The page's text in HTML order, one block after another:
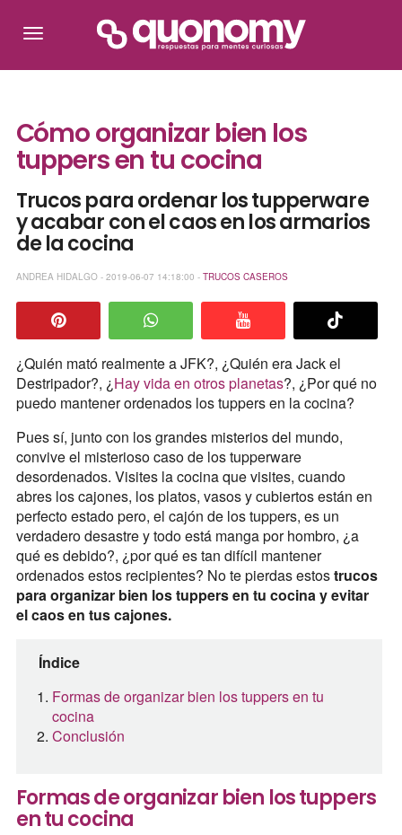
Cómo organizar bien los
tuppers en tu cocina
Trucos para ordenar los tupperware
y acabar con el caos en los armarios
de la cocina
ANDREA HIDALGO - 2019-06-07 14:18:00 - TRUCOS CASEROS
¿Quién mató realmente a JFK?, ¿Quién era Jack el
Destripador?, ¿Hay vida en otros planetas?, ¿Por qué no
puedo mantener ordenados los tuppers en la cocina?
Pues sí, junto con los grandes misterios del mundo,
convive el misterioso caso de los tupperware
desordenados. Visites la cocina que visites, cuando
abres los cajones, los platos, vasos y cubiertos están en
perfecto estado pero, el cajón de los tuppers, es un
verdadero desastre y todo está manga por hombro, ¿a
qué es debido?, ¿por qué es tan difícil mantener
ordenados estos recipientes? No te pierdas estostrucos
para organizar bien los tuppers en tu cocina y evitar
el caos en tus cajones.
Índice
Formas de organizar bien los tuppers en tu
cocina
Conclusión
Formas de organizar bien los tuppers
en tu cocina